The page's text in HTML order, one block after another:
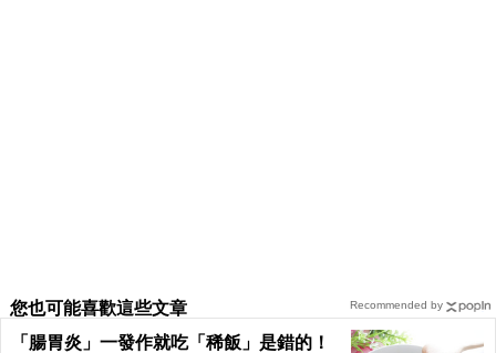
您也可能喜歡這些文章
「腸胃炎」一發作就吃「稀飯」是錯的！
Recommended by